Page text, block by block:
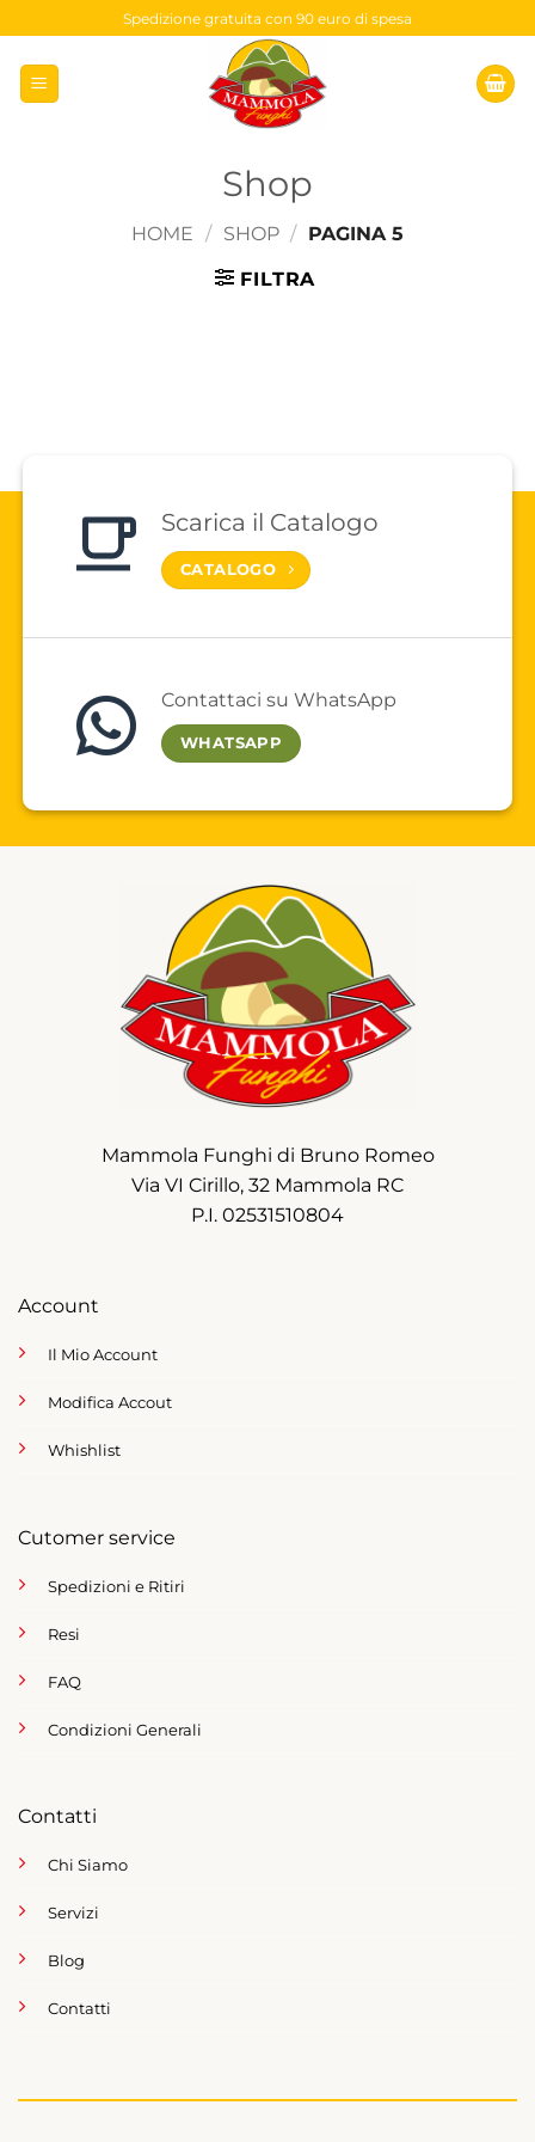
ai
contenuti
Spedizione gratuita con 90 euro di spesa
Shop
HOME / SHOP / PAGINA 5
FILTRA
Scarica il Catalogo
CATALOGO
Contattaci su WhatsApp
WHATSAPP
Mammola Funghi di Bruno Romeo
Via VI Cirillo, 32 Mammola RC
P.I. 02531510804
Account
Il Mio Account
Modifica Accout
Whishlist
Cutomer service
Spedizioni e Ritiri
Resi
FAQ
Condizioni Generali
Contatti
Chi Siamo
Servizi
Blog
Contatti